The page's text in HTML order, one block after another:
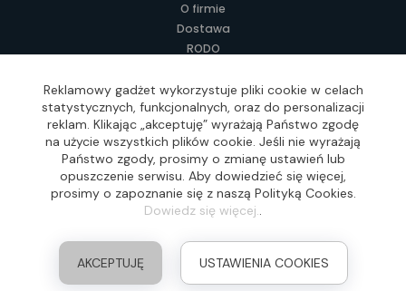
O firmie
Dostawa
RODO
Regulamin
Lokalne Gadżety Reklamowe
Jak zamawiać?
Słownik pojęć
FAQ
Realizacja: Idea4Me.pl, Wszelkie prawa zastrzeżone
Reklamowy gadżet wykorzystuje pliki cookie w celach
statystycznych, funkcjonalnych, oraz do personalizacji
reklam. Klikając „akceptuję” wyrażają Państwo zgodę
na użycie wszystkich plików cookie. Jeśli nie wyrażają
Państwo zgody, prosimy o zmianę ustawień lub
opuszczenie serwisu. Aby dowiedzieć się więcej,
prosimy o zapoznanie się z naszą Polityką Cookies.
Dowiedz się więcej..
AKCEPTUJĘ USTAWIENIA COOKIES